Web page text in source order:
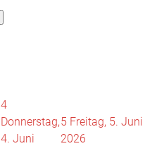
4
Donnerstag,
4. Juni
5 Freitag, 5. Juni
2026